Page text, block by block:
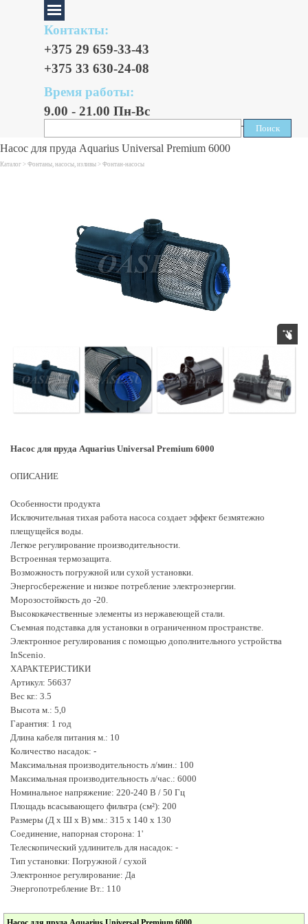
Контакты:
+375 29 659-33-43
+375 33 630-24-08
Время работы:
9.00 - 21.00 Пн-Вс
Поиск
Поиск
Насос для пруда Aquarius Universal Premium 6000
Каталог > Фонтаны, насосы, изливы > Фонтан-насосы
Насос для пруда Aquarius Universal Premium 6000
ОПИСАНИЕ
Особенности продукта
Исключительная тихая работа насоса создает эффект безмятежно
плещущейся воды.
Легкое регулирование производительности.
Встроенная термозащита.
Возможность погружной или сухой установки.
Энергосбережение и низкое потребление электроэнергии.
Морозостойкость до -20.
Высококачественные элементы из нержавеющей стали.
Съемная подставка для установки в ограниченном пространстве.
Электронное регулирования с помощью дополнительного устройства
InScenio.
ХАРАКТЕРИСТИКИ
Артикул: 56637
Вес кг.: 3.5
Высота м.: 5,0
Гарантия: 1 год
Длина кабеля питания м.: 10
Количество насадок: -
Максимальная производительность л/мин.: 100
Максимальная производительность л/час.: 6000
Номинальное напряжение: 220-240 В / 50 Гц
Площадь всасывающего фильтра (см²): 200
Размеры (Д х Ш х В) мм.: 315 х 140 х 130
Соединение, напорная сторона: 1'
Телескопический удлинитель для насадок: -
Тип установки: Погружной / сухой
Электронное регулирование: Да
Энергопотребление Вт.: 110